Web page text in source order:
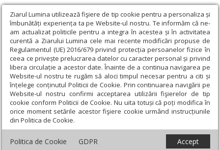
Ziarul Lumina utilizează fişiere de tip cookie pentru a personaliza și
îmbunătăți experiența ta pe Website-ul nostru. Te informăm că ne-
am actualizat politicile pentru a integra în acestea și în activitatea
curentă a Ziarului Lumina cele mai recente modificări propuse de
Regulamentul (UE) 2016/679 privind protecția persoanelor fizice în
ceea ce privește prelucrarea datelor cu caracter personal și privind
libera circulație a acestor date. Înainte de a continua navigarea pe
Website-ul nostru te rugăm să aloci timpul necesar pentru a citi și
înțelege conținutul Politicii de Cookie. Prin continuarea navigării pe
Website-ul nostru confirmi acceptarea utilizării fişierelor de tip
cookie conform Politicii de Cookie. Nu uita totuși că poți modifica în
orice moment setările acestor fişiere cookie urmând instrucțiunile
din Politica de Cookie.
Politica de Cookie GDPR Accept
Ziarul Lumina › Opinii › Repere și idei › Crucea Domnului și
chemarea la martiriu
Crucea Domnului și chemarea la martiriu
Un articol de:Pr. Nicolae Cristian Câdă -15 Septembrie 2015